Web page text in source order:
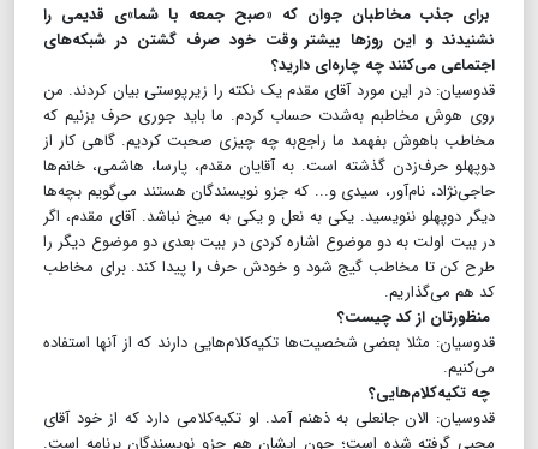
برای جذب مخاطبان جوان که «صبح جمعه با شما»ی قدیمی را
نشنیدند و این روزها بیشتر وقت خود صرف گشتن در شبکه‌های
اجتماعی می‌کنند چه چاره‌ای دارید؟
قدوسیان: در این مورد آقای مقدم یک نکته را زیرپوستی بیان کردند. من
روی هوش مخاطبم به‌شدت حساب کردم. ما باید جوری حرف بزنیم که
مخاطب باهوش بفهمد ما راجع‌به چه چیزی صحبت کردیم. گاهی کار از
دوپهلو حرف‌زدن گذشته است. به آقایان مقدم، پارسا، هاشمی، خانم‌ها
حاجی‌نژاد،‌ نام‌آور، سیدی و... که جزو نویسندگان هستند می‌گویم بچه‌ها
دیگر دوپهلو ننویسید. یکی به نعل و یکی به میخ نباشد. آقای مقدم،‌ اگر
در بیت اولت به دو موضوع اشاره کردی در بیت بعدی دو موضوع دیگر را
طرح کن تا مخاطب گیج شود و خودش حرف را پیدا کند. برای مخاطب
کد هم می‌گذاریم.
منظورتان از کد چیست؟
قدوسیان: مثلا بعضی شخصیت‌ها تکیه‌کلام‌هایی دارند که از آنها استفاده
می‌کنیم.
چه تکیه‌کلام‌هایی؟
قدوسیان: الان جانعلی به ذهنم آمد. او تکیه‌کلامی دارد که از خود آقای
محبی گرفته شده است؛ چون ایشان هم جزو نویسندگان برنامه است.